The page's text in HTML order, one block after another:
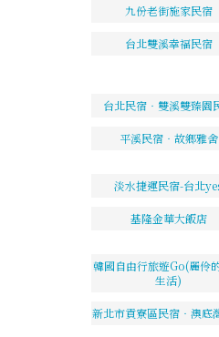
九份老街施家民宿
台北雙溪幸福民宿
台北民宿‧雙溪雙臻園
平溪民宿‧故鄉雅舍
淡水捷運民宿-台北
基隆金華大飯店
韓國自由行旅遊Go(麗伶
生活)
新北市貢寮區民宿‧澳底